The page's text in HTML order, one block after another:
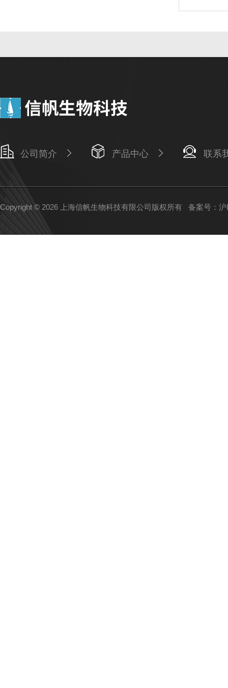
公司简介 产品中心 联系
Copyright © 2026 上海信帆生物科技有限公司版权所有 备案号：